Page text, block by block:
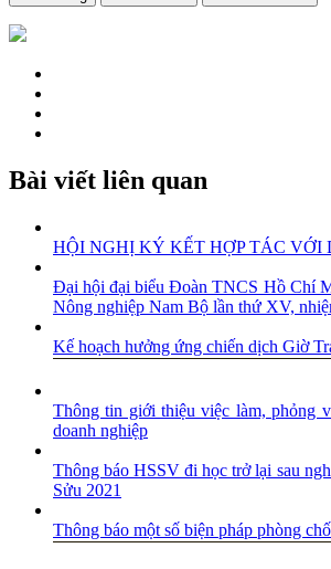
Bài viết liên quan
HỘI NGHỊ KÝ KẾT HỢP TÁC VỚI
Đại hội đại biểu Đoàn TNCS Hồ Chí
Nông nghiệp Nam Bộ lần thứ XV,
Kế hoạch hưởng ứng chiến dịch Giờ
Thông tin giới thiệu việc làm, phỏng
doanh nghiệp
Thông báo HSSV đi học trở lại sau
Sửu 2021
Thông báo một số biện pháp phòng